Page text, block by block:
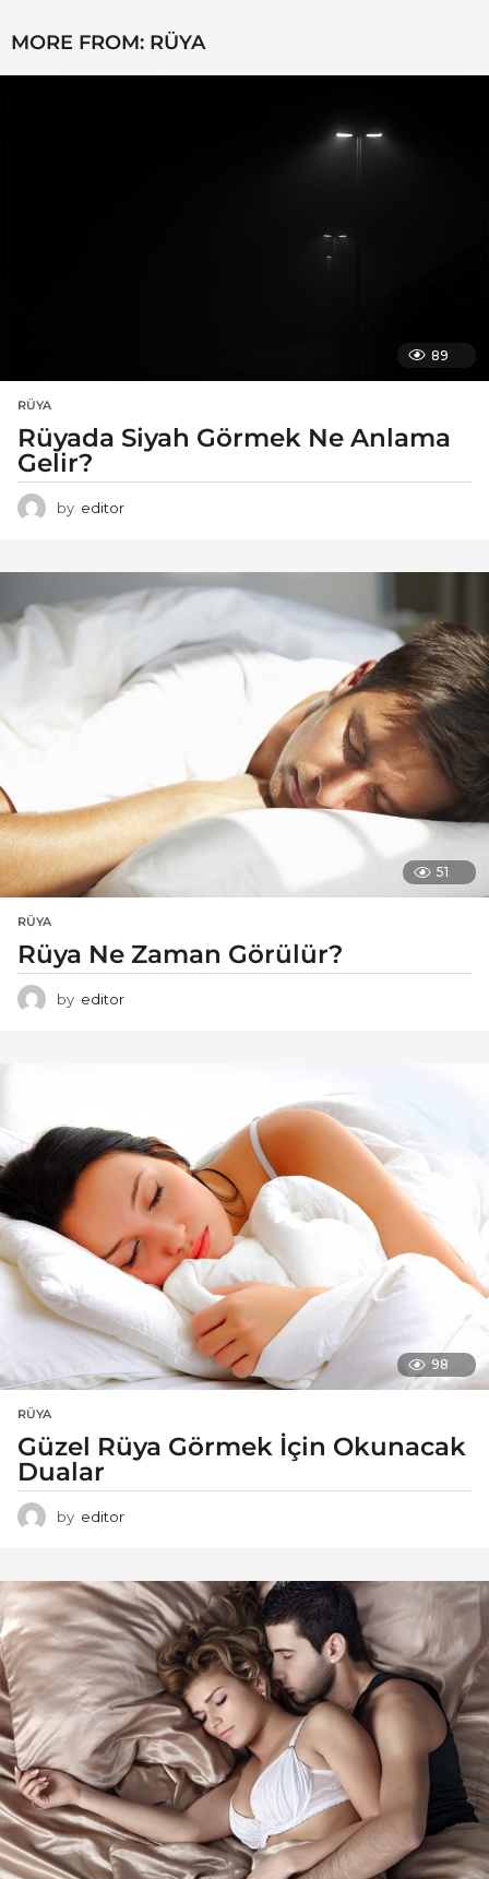
MORE FROM: RÜYA
89
RÜYA
Rüyada Siyah Görmek Ne Anlama
Gelir?
by editor
51
RÜYA
Rüya Ne Zaman Görülür?
by editor
98
RÜYA
Güzel Rüya Görmek İçin Okunacak
Dualar
by editor